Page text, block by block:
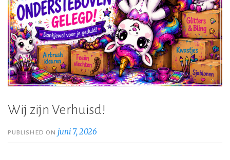
Wij zijn Verhuisd!
PUBLISHED ON juni 7, 2026